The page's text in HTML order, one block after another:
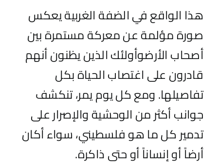
هذا الواقع في الضفة الغربية يعكس
صورة مؤلمة عن معركة مستمرة بين
أصحاب الأرضوأولئك الذين يظنون أنهم
قادرون على اغتصاب الحياة بكل
تفاصيلها. ومع كل يوم يمر، تنكشف
جوانب أكثر من الوحشية والإصرار على
تدمير كل ما هو فلسطيني، سواءأكان
أرضاًأو إنساناًأو حتى ذاكرة.